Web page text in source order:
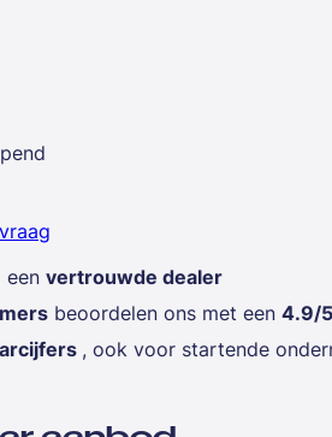
een vertrouwde dealer
beoordelen ons met een 4.9/5
, ook voor startende